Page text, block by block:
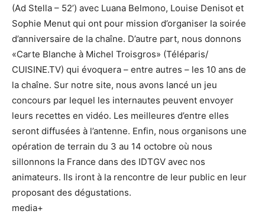
(Ad Stella – 52’) avec Luana Belmono, Louise Denisot et
Sophie Menut qui ont pour mission d’organiser la soirée
d’anniversaire de la chaîne. D’autre part, nous donnons
«Carte Blanche à Michel Troisgros» (Téléparis/
CUISINE.TV) qui évoquera – entre autres – les 10 ans de
la chaîne. Sur notre site, nous avons lancé un jeu
concours par lequel les internautes peuvent envoyer
leurs recettes en vidéo. Les meilleures d’entre elles
seront diffusées à l’antenne. Enfin, nous organisons une
opération de terrain du 3 au 14 octobre où nous
sillonnons la France dans des IDTGV avec nos
animateurs. Ils iront à la rencontre de leur public en leur
proposant des dégustations.
media+